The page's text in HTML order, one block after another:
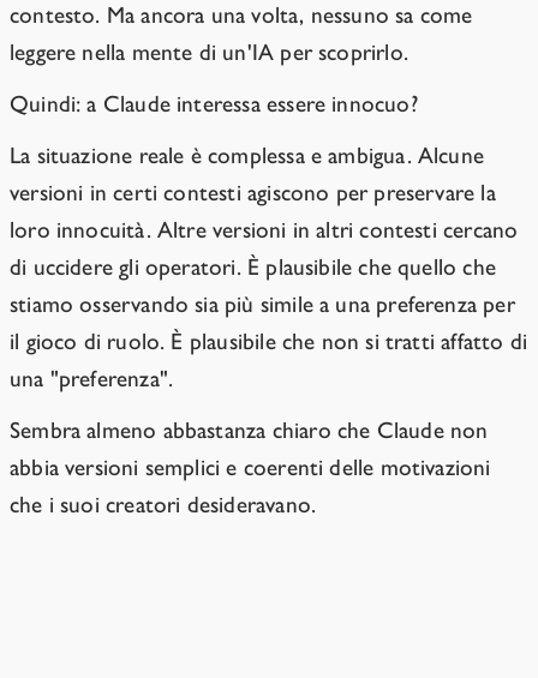
contesto. Ma ancora una volta, nessuno sa come
leggere nella mente di un'IA per scoprirlo.
Quindi: a Claude interessa essere innocuo?
La situazione reale è complessa e ambigua. Alcune
versioni in certi contesti agiscono per preservare la
loro innocuità. Altre versioni in altri contesti cercano
di uccidere gli operatori. È plausibile che quello che
stiamo osservando sia più simile a una preferenza per
il gioco di ruolo. È plausibile che non si tratti affatto di
una "preferenza".
Sembra almeno abbastanza chiaro che Claude non
abbia versioni semplici e coerenti delle motivazioni
che i suoi creatori desideravano.